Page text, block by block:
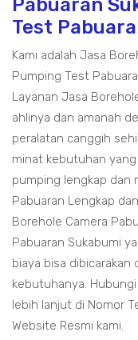
Pabuaran
Test
Kami adalah Jasa
Pumping Test
Layanan Jasa
ahlinya dan amanah
peralatan canggih
minat kebutuhan
pumping lengkap dan
Pabuaran Lengkap
Borehole Camera
Pabuaran Sukabumi
biaya bisa
kebutuhanya.
lebih lanjut di Nomor
Website Resmi kami.